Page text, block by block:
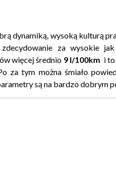
dynamiką, wysoką kulturą
za wysokie
więcej średnio 9 l/100km i
za tym można śmiało
są na bardzo dobrym